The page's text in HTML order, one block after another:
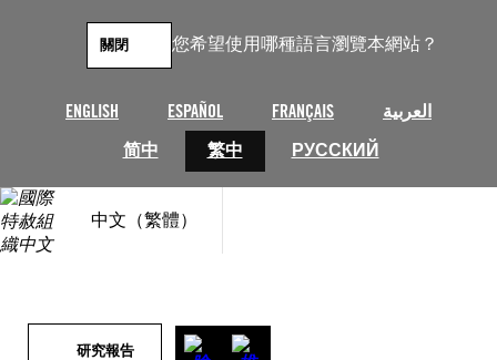
您希望使用哪種語言瀏覽本網站？
ENGLISH ESPAÑOL FRANÇAIS
العربية
简中
繁中 РУССКИЙ
關閉
中文（繁體）
研究報告